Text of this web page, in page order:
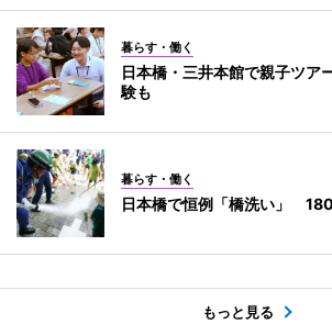
暮らす・働く
日本橋・三井本館で親子ツ
験も
暮らす・働く
日本橋で恒例「橋洗い」
もっと見る